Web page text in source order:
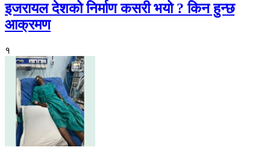
इजरायल देशको निर्माण कसरी भयो ? किन हुन्छ
आक्रमण
१